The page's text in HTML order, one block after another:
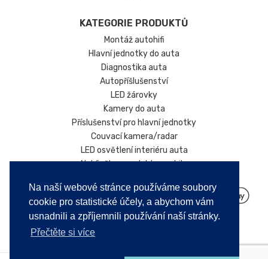
Na naší webové stránce používáme soubory
cookie pro statistické účely, a abychom vám
usnadnili a zpříjemnili používání naší stránky.
Přečtěte si více
KATEGORIE PRODUKTŮ
Montáž autohifi
Hlavní jednotky do auta
Diagnostika auta
Autopříšlušenství
LED žárovky
Kamery do auta
Příslušenství pro hlavní jednotky
Couvací kamera/radar
LED osvětlení interiéru auta
Nabíječky pro elektromobily